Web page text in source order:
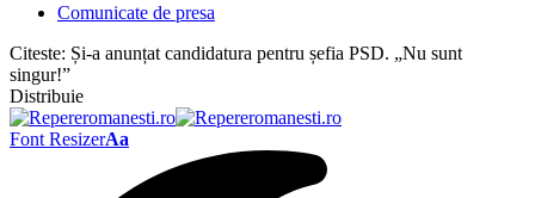
Comunicate de presa
Citeste: Și-a anunțat candidatura pentru șefia PSD. „Nu sunt
singur!”
Distribuie
Font ResizerAa